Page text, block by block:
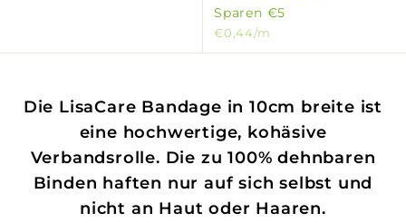
r
r
r
s
o
n
d
r
r
e
i
s
1
9
o
m
l
e
P
r
e
,
Sparen €5
€0,44/m
Die LisaCare Bandage in 10cm breite ist
eine hochwertige, kohäsive
Verbandsrolle. Die zu 100% dehnbaren
Binden haften nur auf sich selbst und
nicht an Haut oder Haaren.